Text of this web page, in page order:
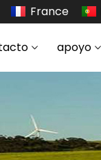
France
apoyo